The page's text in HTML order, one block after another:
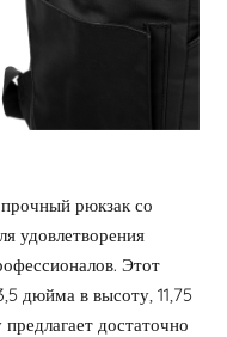
рюкзак со
удовлетворения
Этот
дюйма в высоту, 11,75
достаточно